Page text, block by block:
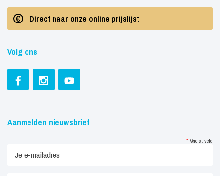
Direct naar onze online prijslijst
Volg ons
Aanmelden nieuwsbrief
* Vereist veld